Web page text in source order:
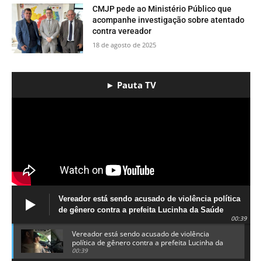
CMJP pede ao Ministério Público que
acompanhe investigação sobre atentado
contra vereador
18 de agosto de 2025
► Pauta TV
Vereador está sendo acusado de violência política
de gênero contra a prefeita Lucinha da Saúde
00:39
Vereador está sendo acusado de violência
política de gênero contra a prefeita Lucinha da
Saúde
00:39